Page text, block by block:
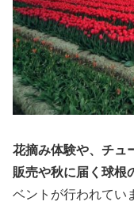
花摘み体験や、チュ
販売や秋に届く球根
ベントが行われてい